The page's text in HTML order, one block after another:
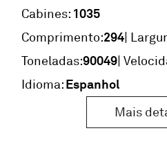
Cabines: 1035
Comprimento:294|
Toneladas:90049|
Idioma:Espanhol
Mais